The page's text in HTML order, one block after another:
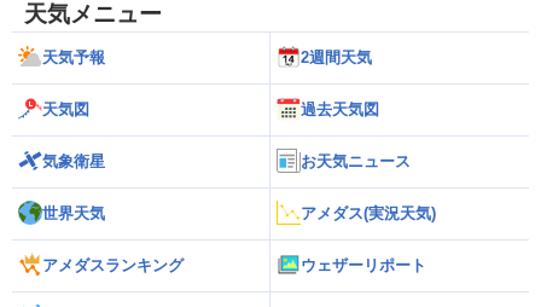
天気メニュー
天気予報 2週間天気
天気図 過去天気図
気象衛星 お天気ニュース
世界天気 アメダス(実況天気)
アメダスランキング ウェザーリポート